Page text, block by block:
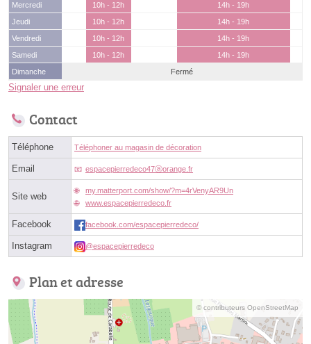
Mercredi
10h - 12h
14h - 19h
Jeudi
10h - 12h
14h - 19h
Vendredi
10h - 12h
14h - 19h
Samedi
10h - 12h
14h - 19h
Dimanche
Fermé
Signaler une erreur
Contact
Téléphone Téléphoner au magasin de décoration
Email espacepierredeco47ⓐorange.fr
Site web
my.matterport.com/show/?m=4rVenyAR9Un
www.espacepierredeco.fr
Facebook facebook.com/espacepierredeco/
Instagram @espacepierredeco
Plan et adresse
© contributeurs OpenStreetMap